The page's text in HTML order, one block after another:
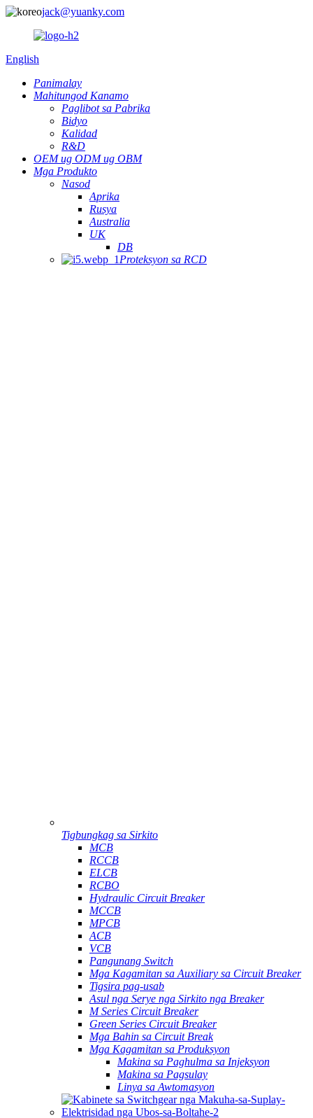
jack@yuanky.com
English
Panimalay
Mahitungod Kanamo
Paglibot sa Pabrika
Bidyo
Kalidad
R&D
OEM ug ODM ug OBM
Mga Produkto
Nasod
Aprika
Rusya
Australia
UK
DB
Proteksyon sa RCD
Tigbungkag sa Sirkito
MCB
RCCB
ELCB
RCBO
Hydraulic Circuit Breaker
MCCB
MPCB
ACB
VCB
Pangunang Switch
Mga Kagamitan sa Auxiliary sa Circuit Breaker
Tigsira pag-usab
Asul nga Serye nga Sirkito nga Breaker
M Series Circuit Breaker
Green Series Circuit Breaker
Mga Bahin sa Circuit Break
Mga Kagamitan sa Produksyon
Makina sa Paghulma sa Injeksyon
Makina sa Pagsulay
Linya sa Awtomasyon